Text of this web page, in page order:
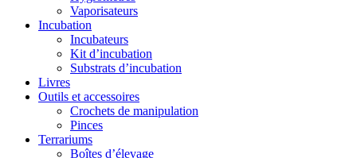
Vaporisateurs
Incubation
Incubateurs
Kit d’incubation
Substrats d’incubation
Livres
Outils et accessoires
Crochets de manipulation
Pinces
Terrariums
Boîtes d’élevage